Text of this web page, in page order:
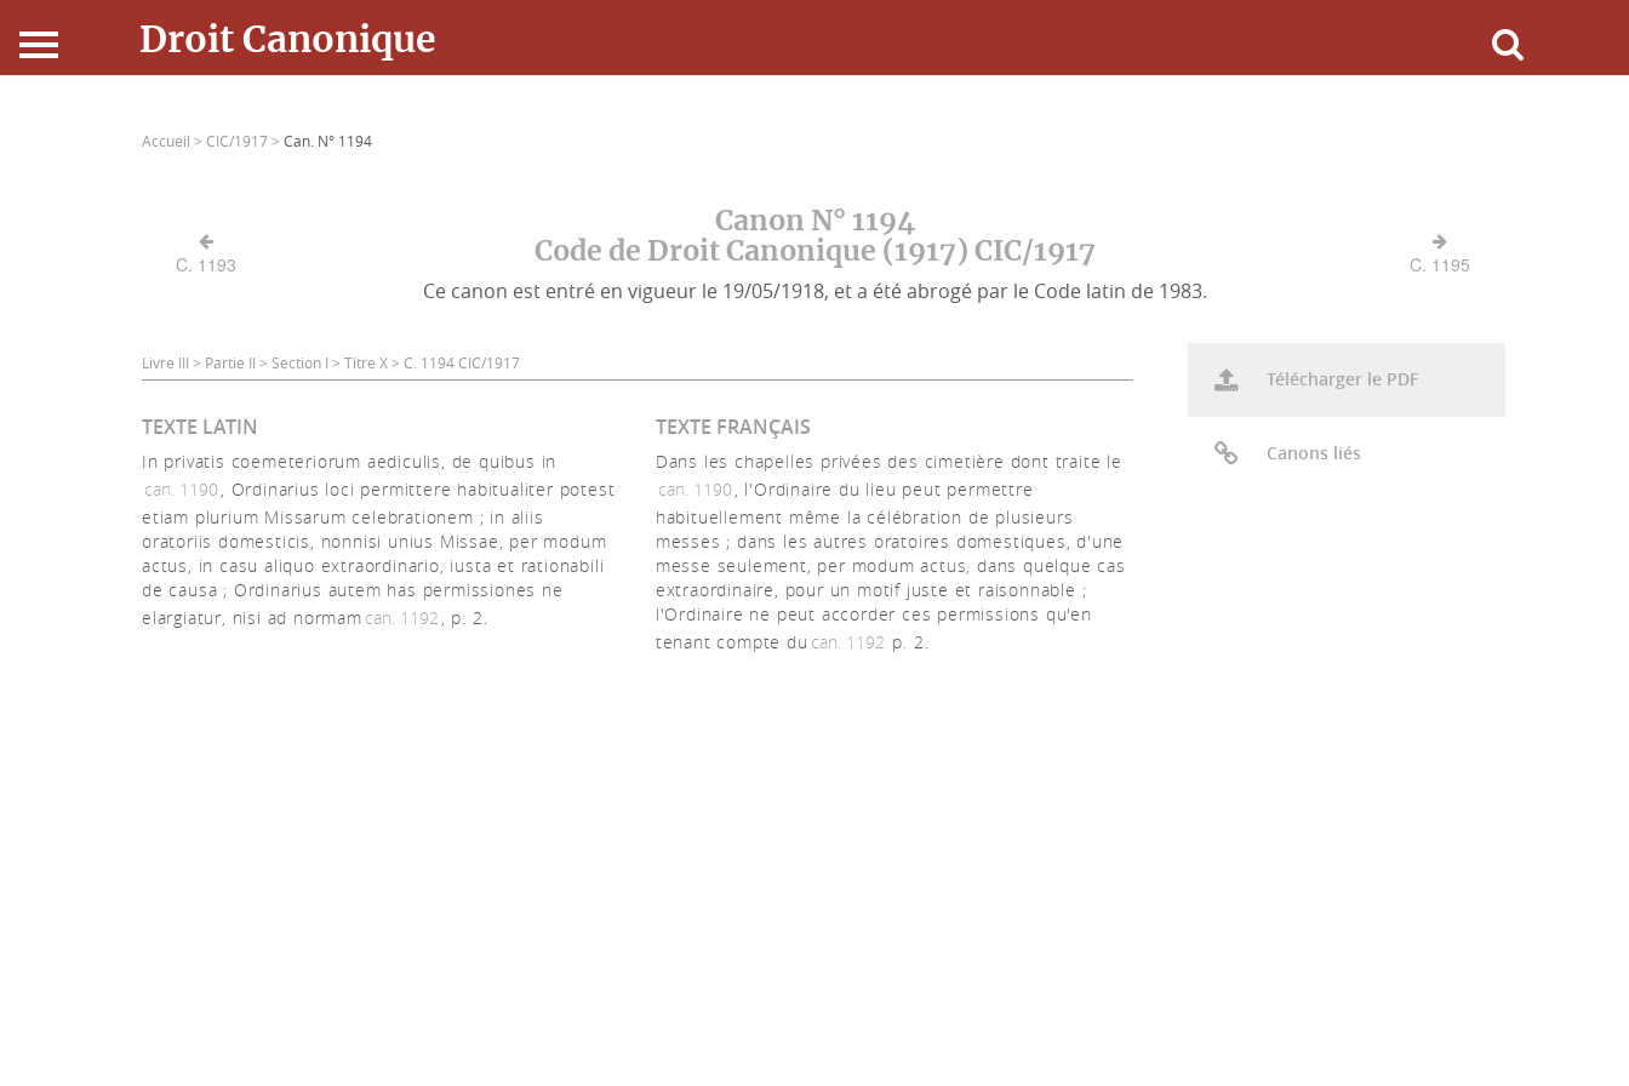
Droit Canonique
Connexion
Accueil > CIC/1917 > Can. N° 1194
C. 1193
Canon N° 1194
Code de Droit Canonique (1917) CIC/1917
Ce canon est entré en vigueur le 19/05/1918, et a été abrogé par le Code latin de 1983.
C. 1195
Livre III > Partie II > Section I > Titre X > C. 1194 CIC/1917
TEXTE LATIN
In privatis coemeteriorum aediculis, de quibus in
can. 1190 , Ordinarius loci permittere habitualiter potest
etiam plurium Missarum celebrationem ; in aliis
oratoriis domesticis, nonnisi unius Missae, per modum
actus, in casu aliquo extraordinario, iusta et rationabili
de causa ; Ordinarius autem has permissiones ne
elargiatur, nisi ad normam can. 1192 , p. 2.
TEXTE FRANÇAIS
Dans les chapelles privées des cimetière dont traite le
can. 1190 , l'Ordinaire du lieu peut permettre
habituellement même la célébration de plusieurs
messes ; dans les autres oratoires domestiques, d'une
messe seulement, per modum actus, dans quelque cas
extraordinaire, pour un motif juste et raisonnable ;
l'Ordinaire ne peut accorder ces permissions qu'en
tenant compte du can. 1192 p. 2.
Télécharger le PDF
Canons liés